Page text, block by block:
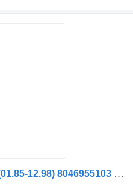
Рулевой редуктор ZF FL7 (01.85-12.98) 8046955103 для грузовика Volvo FL, FL6, FL7, FL10, FL12, FS718 (1985-2005)